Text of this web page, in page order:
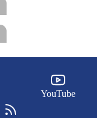
YouTube